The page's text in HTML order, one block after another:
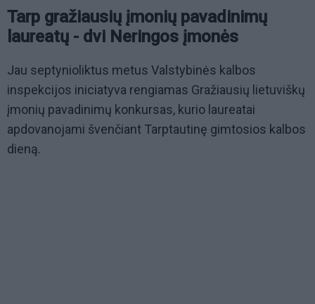
Tarp gražiausių įmonių pavadinimų
laureatų - dvi Neringos įmonės
Jau septynioliktus metus Valstybinės kalbos
inspekcijos iniciatyva rengiamas Gražiausių lietuviškų
įmonių pavadinimų konkursas, kurio laureatai
apdovanojami švenčiant Tarptautinę gimtosios kalbos
dieną.